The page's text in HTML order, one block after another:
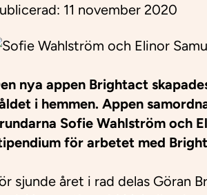
11 november 2020
nya appen Brightact
i hemmen. Appen
Sofie Wahlström och
för arbetet med
sjunde året i rad delas Göran